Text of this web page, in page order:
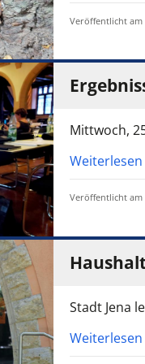
Veröffentlicht am
Mittwoch,
Weiterlesen
Veröffentlicht am
Stadt Jena
Weiterlesen